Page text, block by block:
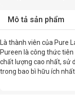
Mô tả sản phẩm
Là thành viên của Pure
Pureen là công thức
chất lượng cao nhất, sử
trong bao bì hữu ích nhất.